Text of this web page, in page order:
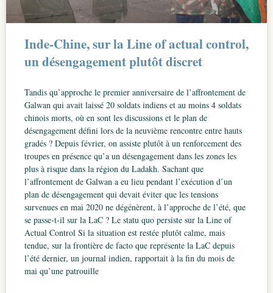
Inde-Chine, sur la Line of actual control,
un désengagement plutôt discret
Tandis qu’approche le premier anniversaire de l’affrontement de
Galwan qui avait laissé 20 soldats indiens et au moins 4 soldats
chinois morts, où en sont les discussions et le plan de
désengagement défini lors de la neuvième rencontre entre hauts
gradés ? Depuis février, on assiste plutôt à un renforcement des
troupes en présence qu’a un désengagement dans les zones les
plus à risque dans la région du Ladakh. Sachant que
l’affrontement de Galwan a eu lieu pendant l’exécution d’un
plan de désengagement qui devait éviter que les tensions
survenues en mai 2020 ne dégénèrent, à l’approche de l’été, que
se passe-t-il sur la LaC ? Le statu quo persiste sur la Line of
Actual Control Si la situation est restée plutôt calme, mais
tendue, sur la frontière de facto que représente la LaC depuis
l’été dernier, un journal indien, rapportait à la fin du mois de
mai qu’une patrouille